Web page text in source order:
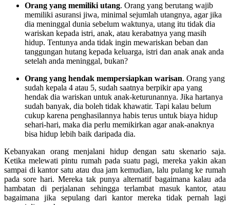
Orang yang memiliki utang. Orang yang berutang wajib
memiliki asuransi jiwa, minimal sejumlah utangnya, agar jika
dia meninggal dunia sebelum waktunya, utang itu tidak dia
wariskan kepada istri, anak, atau kerabatnya yang masih
hidup. Tentunya anda tidak ingin mewariskan beban dan
tanggungan hutang kepada keluarga, istri dan anak anak anda
setelah anda meninggal, bukan?
Orang yang hendak mempersiapkan warisan. Orang yang
sudah kepala 4 atau 5, sudah saatnya berpikir apa yang
hendak dia wariskan untuk anak-keturunannya. Jika hartanya
sudah banyak, dia boleh tidak khawatir. Tapi kalau belum
cukup karena penghasilannya habis terus untuk biaya hidup
sehari-hari, maka dia perlu memikirkan agar anak-anaknya
bisa hidup lebih baik daripada dia.
Kebanyakan orang menjalani hidup dengan satu skenario saja.
Ketika melewati pintu rumah pada suatu pagi, mereka yakin akan
sampai di kantor satu atau dua jam kemudian, lalu pulang ke rumah
pada sore hari. Mereka tak punya alternatif bagaimana kalau ada
hambatan di perjalanan sehingga terlambat masuk kantor, atau
bagaimana jika sepulang dari kantor mereka tidak pernah lagi